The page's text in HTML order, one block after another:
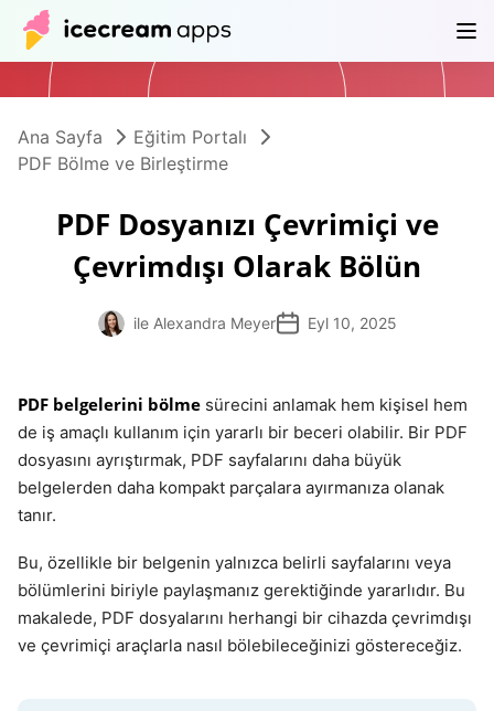
Ürünler Yardım Merkezi
Ana Sayfa
Eğitim Portalı
PDF Bölme ve Birleştirme
PDF Dosyanızı Çevrimiçi ve
Çevrimdışı Olarak Bölün
ile Alexandra Meyer Eyl 10, 2025
PDF belgelerini bölme sürecini anlamak hem kişisel hem
de iş amaçlı kullanım için yararlı bir beceri olabilir. Bir PDF
dosyasını ayrıştırmak, PDF sayfalarını daha büyük
belgelerden daha kompakt parçalara ayırmanıza olanak
tanır.
Bu, özellikle bir belgenin yalnızca belirli sayfalarını veya
bölümlerini biriyle paylaşmanız gerektiğinde yararlıdır. Bu
makalede, PDF dosyalarını herhangi bir cihazda çevrimdışı
ve çevrimiçi araçlarla nasıl bölebileceğinizi göstereceğiz.